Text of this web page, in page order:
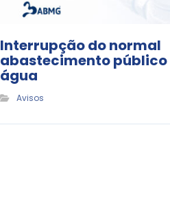
Interrupção do normal
abastecimento público
água
Avisos